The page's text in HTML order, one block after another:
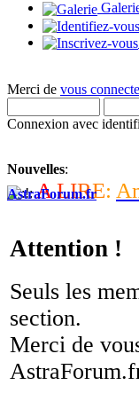
Merci de vous
Connexion avec
Nouvelles:
A LIRE: A
AstraForum.fr
Attention !
Seuls les
section.
Merci de